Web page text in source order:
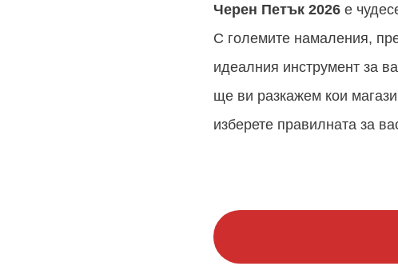
Черен Петък 2026 е
С големите намаления,
идеалния инструмент за
ще ви разкажем кои
изберете правилната за